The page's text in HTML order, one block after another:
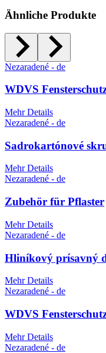
Ähnliche Produkte
Nezaradené - de
WDVS
Mehr Details
Nezaradené - de
Sadrokartónové
Mehr Details
Nezaradené - de
Zubehör für Pflaster
Mehr Details
Nezaradené - de
Hliníkový prísavný
Mehr Details
Nezaradené - de
WDVS
Mehr Details
Nezaradené - de